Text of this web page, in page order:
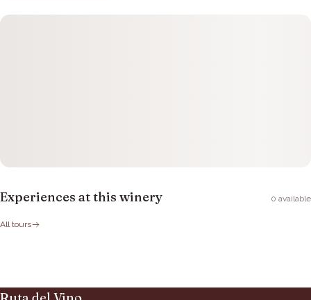
Experiences at this winery 0 available
All tours